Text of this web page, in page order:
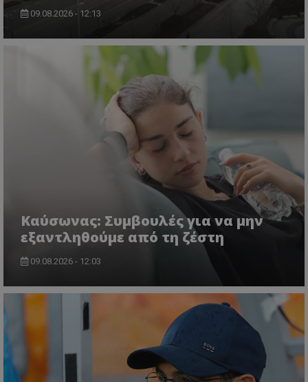
09.08.2026 - 12:13
Kαύσωνας: Συμβουλές για να μην
εξαντληθούμε από τη ζέστη
09.08.2026 - 12:03